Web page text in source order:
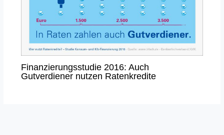
Finanzierungsstudie 2016: Auch
Gutverdiener nutzen Ratenkredite